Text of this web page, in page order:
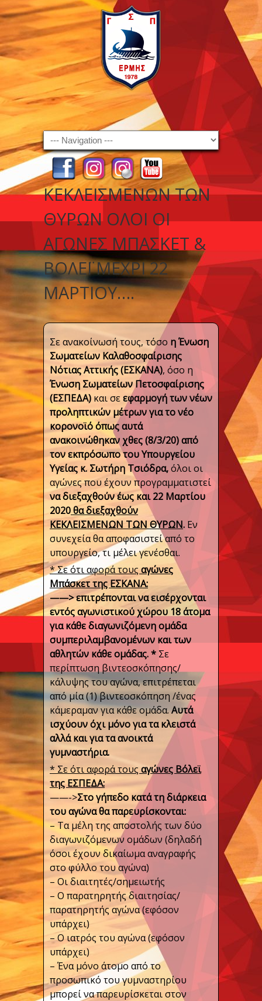
Navigation
ΚΕΚΛΕΙΣΜΈΝΩΝ ΤΩΝ
ΘΥΡΏΝ ΌΛΟΙ ΟΙ
ΑΓΏΝΕΣ ΜΠΆΣΚΕΤ &
ΒΌΛΕΪ ΜΈΧΡΙ 22
ΜΑΡΤΊΟΥ….
Σε ανακοίνωσή τους, τόσο η Ένωση
Σωματείων Καλαθοσφαίρισης
Νότιας Αττικής (ΕΣΚΑΝΑ), όσο η
Ένωση Σωματείων Πετοσφαίρισης
(ΕΣΠΕΔΑ) και σεεφαρμογή των νέων
προληπτικών μέτρων για το νέο
κορονοϊόόπως αυτά
ανακοινώθηκαν χθες (8/3/20) από
τον εκπρόσωπο του Υπουργείου
Υγείας κ. Σωτήρη Τσιόδρα,όλοι οι
αγώνες που έχουν προγραμματιστεί
να διεξαχθούν έως και 22 Μαρτίου
2020θα διεξαχθούν
ΚΕΚΛΕΙΣΜΕΝΩΝ ΤΩΝ ΘΥΡΩΝ. Εν
συνεχεία θα αποφασιστεί από το
υπουργείο, τι μέλει γενέσθαι.
* Σε ότι αφορά τουςαγώνες
Μπάσκετ της ΕΣΚΑΝΑ:
——> επιτρέπονται να εισέρχονται
εντός αγωνιστικού χώρου 18 άτομα
για κάθε διαγωνιζόμενη ομάδα
συμπεριλαμβανομένων και των
αθλητών κάθε ομάδας. * Σε
περίπτωση βιντεοσκόπησης/
κάλυψης του αγώνα, επιτρέπεται
από μία (1) βιντεοσκόπηση /ένας
κάμεραμαν για κάθε ομάδα.Αυτά
ισχύουν όχι μόνο για τα κλειστά
αλλά και για τα ανοικτά
γυμναστήρια.
* Σε ότι αφορά τους αγώνες Βόλεϊ
της ΕΣΠΕΔΑ:
——->Στο γήπεδο κατά τη διάρκεια
του αγώνα θα παρευρίσκονται:
– Τα μέλη της αποστολής των δύο
διαγωνιζόμενων ομάδων (δηλαδή
όσοι έχουν δικαίωμα αναγραφής
στο φύλλο του αγώνα)
– Οι διαιτητές/σημειωτής
– Ο παρατηρητής διαιτησίας/
παρατηρητής αγώνα (εφόσον
υπάρχει)
– Ο ιατρός του αγώνα (εφόσον
υπάρχει)
– Ένα μόνο άτομο από το
προσωπικό του γυμναστηρίου
μπορεί να παρευρίσκεται στον